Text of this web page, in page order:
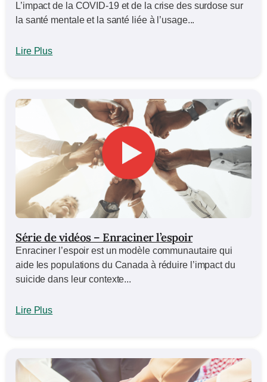
L’impact de la COVID-19 et de la crise des surdose sur
la santé mentale et la santé liée à l’usage...
Lire Plus
Série de vidéos – Enraciner l’espoir
Enraciner l’espoir est un modèle communautaire qui
aide les populations du Canada à réduire l’impact du
suicide dans leur contexte...
Lire Plus